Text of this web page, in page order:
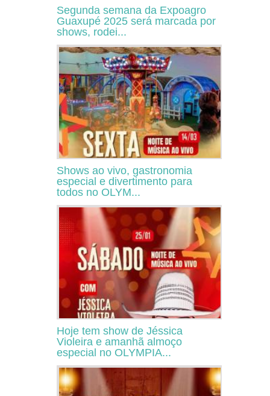
Segunda semana da Expoagro
Guaxupé 2025 será marcada por
shows, rodei...
Shows ao vivo, gastronomia
especial e divertimento para
todos no OLYM...
Hoje tem show de Jéssica
Violeira e amanhã almoço
especial no OLYMPIA...